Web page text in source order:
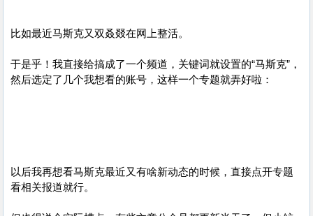
比如最近马斯克又双叒叕在网上整活。
于是乎！我直接给搞成了一个频道，关键词就设置的“马斯克”，
然后选定了几个我想看的账号，这样一个专题就弄好啦：
以后我再想看马斯克最近又有啥新动态的时候，直接点开专题
看相关报道就行。